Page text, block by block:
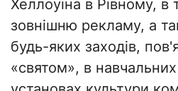
Хеллоуіна в Рівному, в
зовнішню рекламу, а
будь-яких заходів,
«святом», в